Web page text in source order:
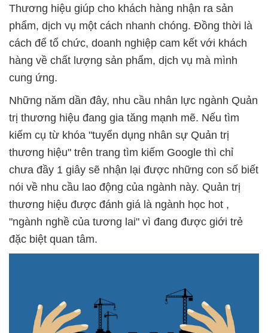
Thương hiệu giúp cho khách hàng nhận ra sản
phẩm, dịch vụ một cách nhanh chóng. Đồng thời là
cách để tổ chức, doanh nghiệp cam kết với khách
hàng về chất lượng sản phẩm, dịch vụ mà mình
cung ứng.
Những năm dần đây, nhu cầu nhân lực ngành Quản
trị thương hiệu đang gia tăng mạnh mẽ. Nếu tìm
kiếm cụ từ khóa "tuyển dụng nhân sự Quản trị
thương hiệu" trên trang tìm kiếm Google thì chỉ
chưa đầy 1 giây sẽ nhận lại được những con số biết
nói về nhu cầu lao động của ngành này. Quản trị
thương hiệu được đánh giá là ngành học hot ,
"ngành nghề của tương lai" vì đang được giới trẻ
đặc biệt quan tâm.